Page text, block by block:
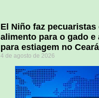
El Niño faz pecuaristas
alimento para o gado e
para estiagem no Ceará
4 de agosto de 2026